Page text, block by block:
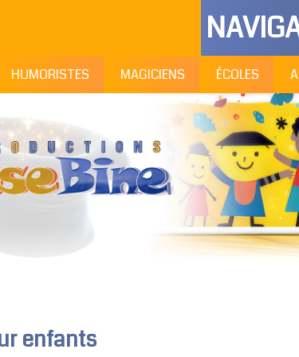
HUMORISTES MAGICIENS ÉCOLES
enfants